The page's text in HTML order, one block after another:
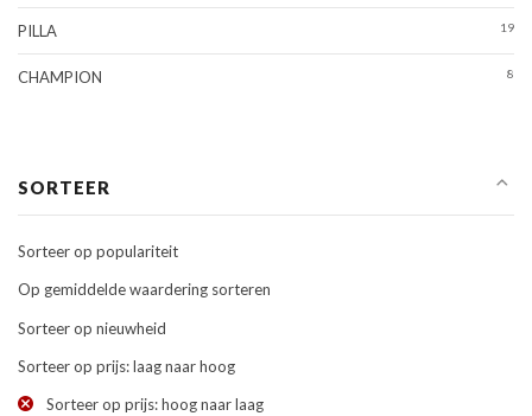
PILLA 19
CHAMPION 8
SORTEER
Sorteer op populariteit
Op gemiddelde waardering sorteren
Sorteer op nieuwheid
Sorteer op prijs: laag naar hoog
Sorteer op prijs: hoog naar laag